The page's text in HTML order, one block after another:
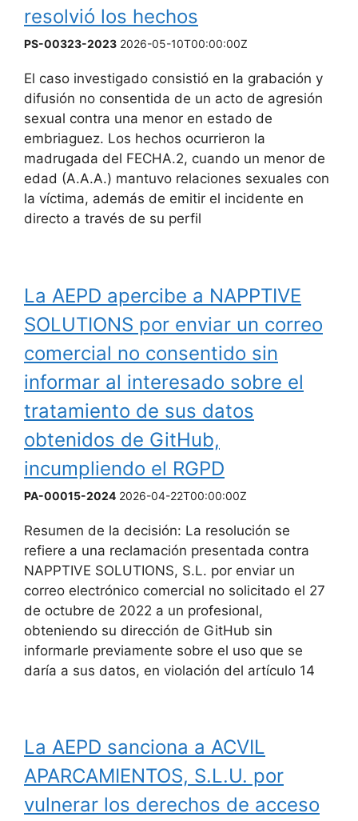
resolvió los hechos
PS-00323-2023 2026-05-10T00:00:00Z
El caso investigado consistió en la grabación y
difusión no consentida de un acto de agresión
sexual contra una menor en estado de
embriaguez. Los hechos ocurrieron la
madrugada del FECHA.2, cuando un menor de
edad (A.A.A.) mantuvo relaciones sexuales con
la víctima, además de emitir el incidente en
directo a través de su perfil
La AEPD apercibe a NAPPTIVE
SOLUTIONS por enviar un correo
comercial no consentido sin
informar al interesado sobre el
tratamiento de sus datos
obtenidos de GitHub,
incumpliendo el RGPD
PA-00015-2024 2026-04-22T00:00:00Z
Resumen de la decisión: La resolución se
refiere a una reclamación presentada contra
NAPPTIVE SOLUTIONS, S.L. por enviar un
correo electrónico comercial no solicitado el 27
de octubre de 2022 a un profesional,
obteniendo su dirección de GitHub sin
informarle previamente sobre el uso que se
daría a sus datos, en violación del artículo 14
La AEPD sanciona a ACVIL
APARCAMIENTOS, S.L.U. por
vulnerar los derechos de acceso